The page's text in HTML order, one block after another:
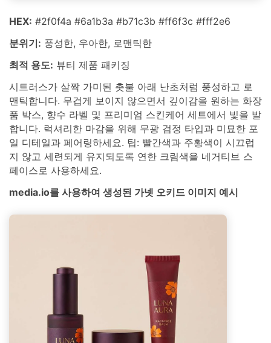
HEX: #2f0f4a #6a1b3a #b71c3b #ff6f3c #fff2e6
분위기: 풍성한, 우아한, 로맨틱한
최적 용도: 뷰티 제품 패키징
시트러스가 살짝 가미된 촛불 아래 난초처럼 풍성하고 로
맨틱합니다. 무겁게 보이지 않으면서 깊이감을 원하는 화장
품 박스, 향수 라벨 및 프리미엄 스킨케어 세트에서 빛을 발
합니다. 럭셔리한 마감을 위해 무광 검정 타입과 미묘한 포
일 디테일과 페어링하세요. 팁: 빨간색과 주황색이 시끄럽
지 않고 세련되게 유지되도록 연한 크림색을 네거티브 스
페이스로 사용하세요.
media.io를 사용하여 생성된 가넷 오키드 이미지 예시